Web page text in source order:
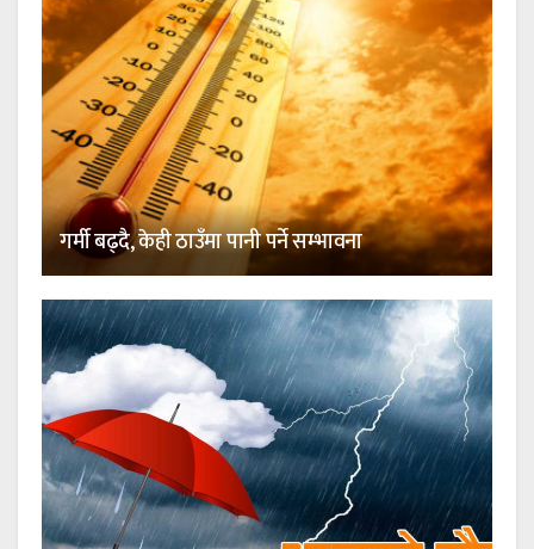
गर्मी बढ्दै, केही ठाउँमा पानी पर्ने सम्भावना